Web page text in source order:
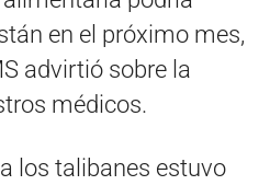
en el próximo mes,
advirtió sobre la
médicos.
los talibanes estuvo